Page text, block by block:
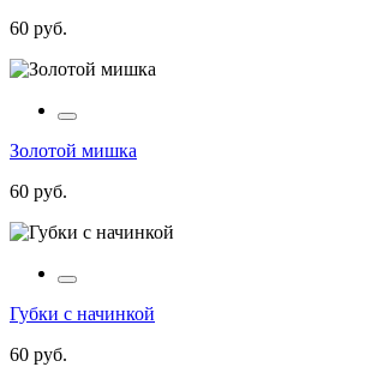
60 руб.
Золотой мишка
60 руб.
Губки с начинкой
60 руб.